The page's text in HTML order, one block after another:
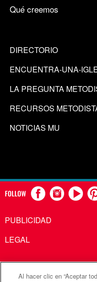
Qué creemos
DIRECTORIO
ENCUENTRA-UNA-
LA PREGUNTA
RECURSOS
NOTICIAS MU
FOLLOW
PUBLICIDAD
LEGAL
Al hacer clic en “Aceptar